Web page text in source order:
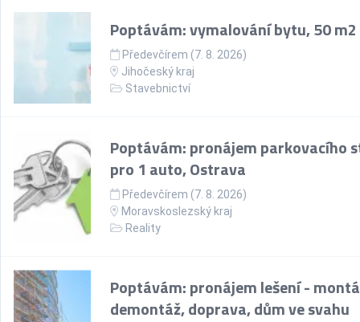
Poptávám: vymalování bytu, 50 m2
Předevčírem (7. 8. 2026)
Jihočeský kraj
Stavebnictví
Poptávám: pronájem parkovacího
pro 1 auto, Ostrava
Předevčírem (7. 8. 2026)
Moravskoslezský kraj
Reality
Poptávám: pronájem lešení -
demontáž, doprava, dům ve svahu